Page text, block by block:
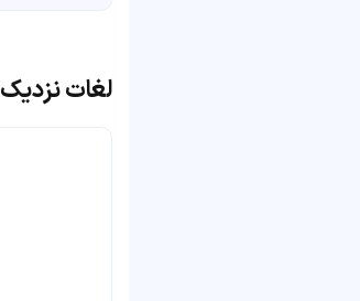
لغات نزدیک pulse through something